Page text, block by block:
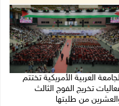
العربية الأمريكية تختتم
تخريج الفوج الثالث
من طلبتها